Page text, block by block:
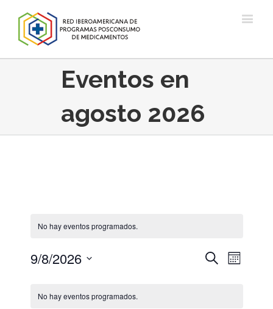
Eventos en
agosto 2026
No hay eventos programados.
Navegación
Buscar
Mes
9/8/2026
de
No hay eventos programados.